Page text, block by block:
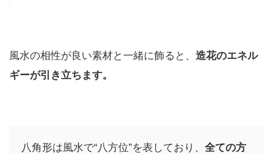
風水の相性が良い素材と一緒に飾ると、 造花のエネル
ギーが引き立ちます。
八角形は風水で“八方位”を表しており、 全ての方